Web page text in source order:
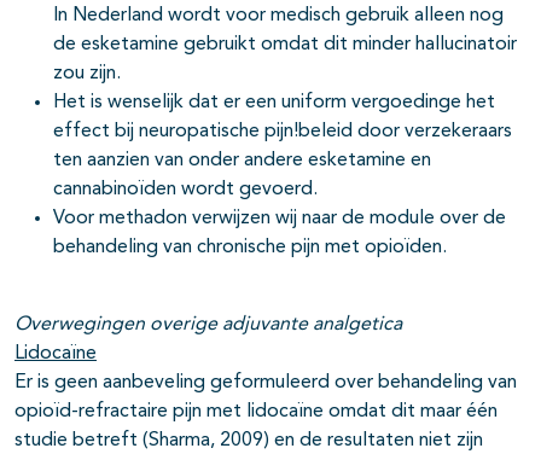
In Nederland wordt voor medisch gebruik alleen nog
de esketamine gebruikt omdat dit minder hallucinatoir
zou zijn.
Het is wenselijk dat er een uniform vergoedinge het
effect bij neuropatische pijn!beleid door verzekeraars
ten aanzien van onder andere esketamine en
cannabinoïden wordt gevoerd.
Voor methadon verwijzen wij naar de module over de
behandeling van chronische pijn met opioïden.
Overwegingen overige adjuvante analgetica
Lidocaïne
Er is geen aanbeveling geformuleerd over behandeling van
opioïd-refractaire pijn met lidocaïne omdat dit maar één
studie betreft (Sharma, 2009) en de resultaten niet zijn